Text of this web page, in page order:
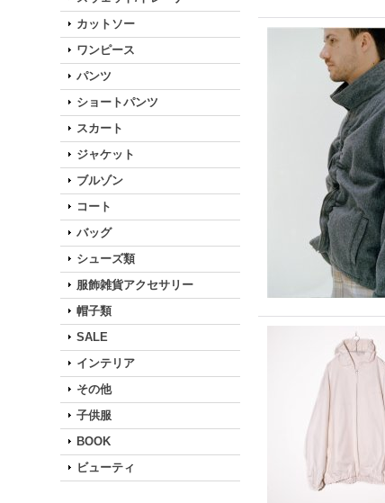
カットソー
ワンピース
パンツ
ショートパンツ
スカート
ジャケット
ブルゾン
コート
バッグ
シューズ類
服飾雑貨アクセサリー
帽子類
SALE
インテリア
その他
子供服
BOOK
ビューティ